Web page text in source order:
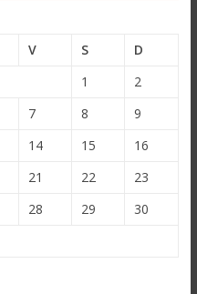
V S
D
1
2
7 8
9
14 15
16
21 22
23
28 29
30